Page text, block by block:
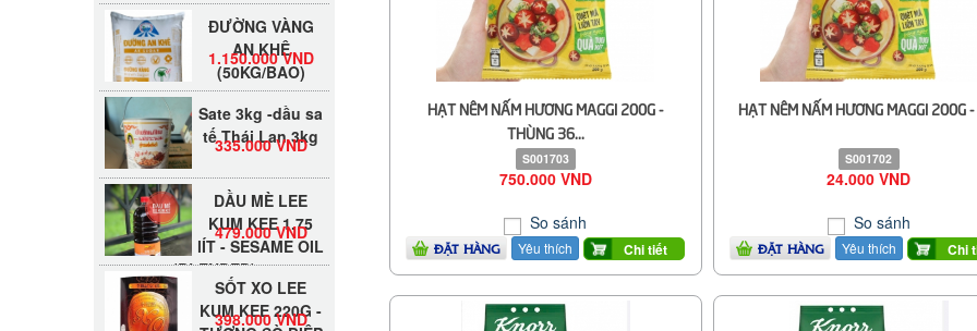
HẠT NÊM NẤM HƯƠNG MAGGI 200G -
THÙNG 36...
S001703
750.000 VND
So sánh
ĐẶT HÀNG Yêu thích Chi tiết
HẠT NÊM NẤM HƯƠNG MAGGI 200G -
S001702
24.000 VND
So sánh
ĐẶT HÀNG Yêu thích Chi
ĐƯỜNG VÀNG
AN KHÊ
(50KG/BAO)
1.150.000 VND
tế Thái Lan 3kg
335.000 VND
DẦU MÈ LEE
KUM KEE 1.75
lÍT - SESAME OIL
(BLENDED)
479.000 VND
SỐT XO LEE
KUM KEE 220G -
TƯƠNG SÒ ĐIỆP
398.000 VND